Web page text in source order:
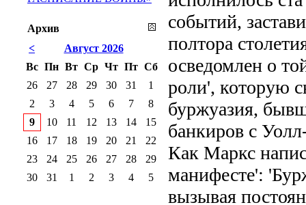
событий,
полтора
осведомлен о
роли', которую
буржуазия,
банкиров с
Как Маркс
манифесте':
вызывая
Архив
<
Август 2026
Вс Пн Вт Ср Чт Пт Сб
26
27 28 29 30 31
1
2
3 4 5 6 7
8
9
10 11 12 13 14
15
16
17 18 19 20 21
22
23
24 25 26 27 28
29
30
31 1 2 3 4 5